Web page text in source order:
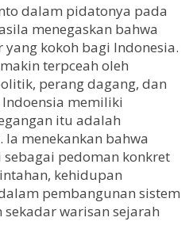
dalam pidatonya pada
menegaskan bahwa
kokoh bagi Indonesia.
terpceah oleh
perang dagang, dan
memiliki
itu adalah
Ia menekankan bahwa
pedoman konkret
kehidupan
pembangunan sistem
warisan sejarah